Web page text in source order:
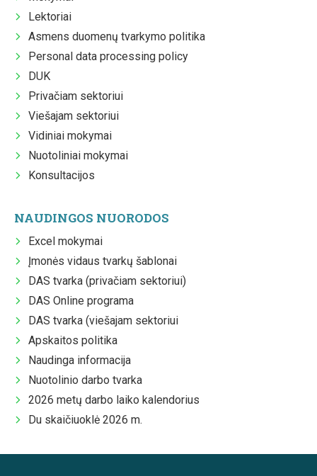
Lektoriai
Asmens duomenų tvarkymo politika
Personal data processing policy
DUK
Privačiam sektoriui
Viešajam sektoriui
Vidiniai mokymai
Nuotoliniai mokymai
Konsultacijos
NAUDINGOS NUORODOS
Excel mokymai
Įmonės vidaus tvarkų šablonai
DAS tvarka (privačiam sektoriui)
DAS Online programa
DAS tvarka (viešajam sektoriui
Apskaitos politika
Naudinga informacija
Nuotolinio darbo tvarka
2026 metų darbo laiko kalendorius
Du skaičiuoklė 2026 m.